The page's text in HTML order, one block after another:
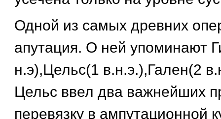
Одной из самых древних
апутация. О ней упоминают
н.э),Цельс(1 в.н.э.),Гален(2
Цельс ввел два важнейших
перевязку в ампутационной